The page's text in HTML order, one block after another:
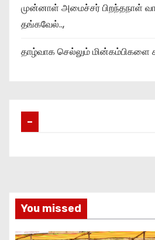
முன்னாள் அமைச்சர் பிறந்தநாள்
தங்கவேல்..,
தாழ்வாக செல்லும் மின்கம்பிகளை
–
You missed